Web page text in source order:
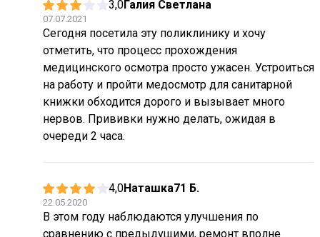
3,0Галия Светлана
07.07.2021
Сегодня посетила эту поликлинику и хочу
отметить, что процесс прохождения
медицинского осмотра просто ужасен. Устроиться
на работу и пройти медосмотр для санитарной
книжки обходится дорого и вызывает много
нервов. Прививки нужно делать, ожидая в
очереди 2 часа.
4,0Наташка71 Б.
22.05.2020
В этом году наблюдаются улучшения по
сравнению с предыдущими, ремонт вполне